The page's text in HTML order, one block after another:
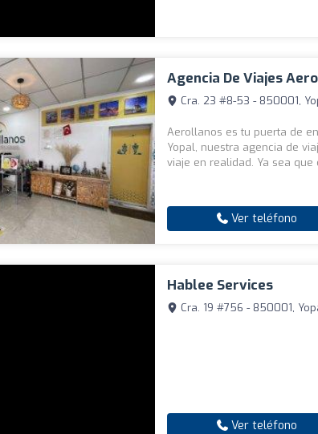
Agencia De Viajes
Cra. 23 #8-53 - 850001,
Aerollanos es tu puerta de
Yopal, nuestra agencia de
viaje en realidad. Ya sea
Ver teléfono
Hablee Services
Cra. 19 #756 - 850001,
Ver teléfono